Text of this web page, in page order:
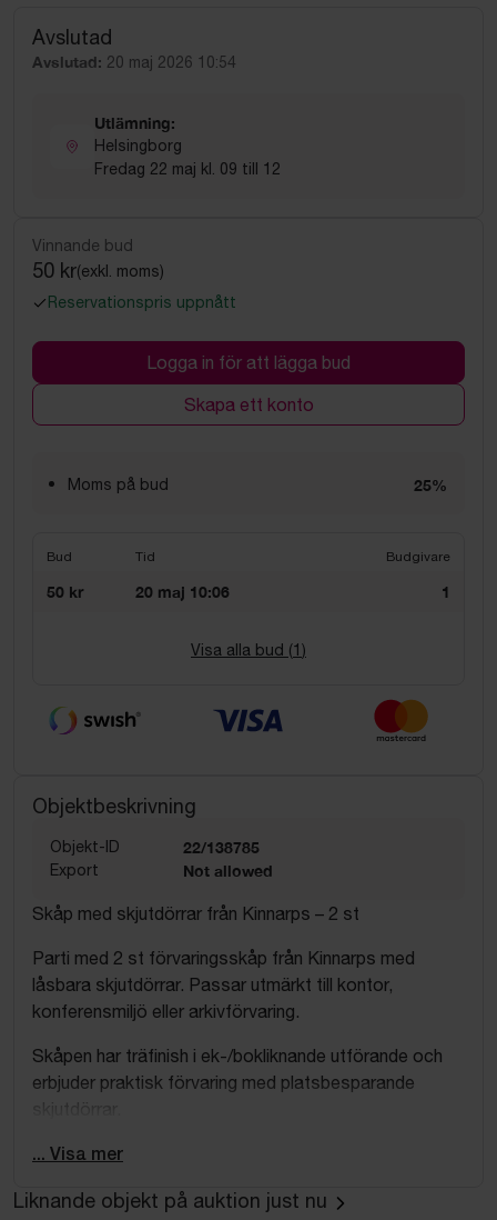
Avslutad
Avslutad: 20 maj 2026 10:54
Utlämning:
Helsingborg
Fredag 22 maj kl. 09 till 12
Vinnande bud
50 kr(exkl. moms)
Reservationspris uppnått
Logga in för att lägga bud
Skapa ett konto
Moms på bud 25%
Bud Tid Budgivare
50 kr 20 maj 10:06 1
Visa alla bud (1 )
Objektbeskrivning
Objekt-ID 22/138785
Export Not allowed
Skåp med skjutdörrar från Kinnarps – 2 st
Parti med 2 st förvaringsskåp från Kinnarps med
låsbara skjutdörrar. Passar utmärkt till kontor,
konferensmiljö eller arkivförvaring.
Skåpen har träfinish i ek-/bokliknande utförande och
erbjuder praktisk förvaring med platsbesparande
skjutdörrar.
Antal
Mått
... Visa mer
Liknande objekt på auktion just nu